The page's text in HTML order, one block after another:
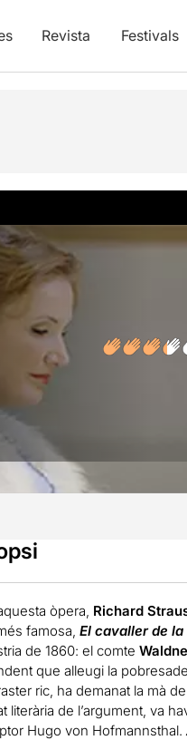
Revista Festivals
Opinions
òpera, Richard
famosa, El cavaller de la
de 1860: el comte
que alleugi la
ric, ha demanat la mà
literària de l’argument, va
Hugo von Hofmannsthal.